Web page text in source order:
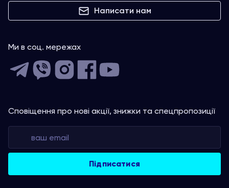
Написати нам
Ми в соц. мережах
Сповіщення про нові акції, знижки та спецпропозиції